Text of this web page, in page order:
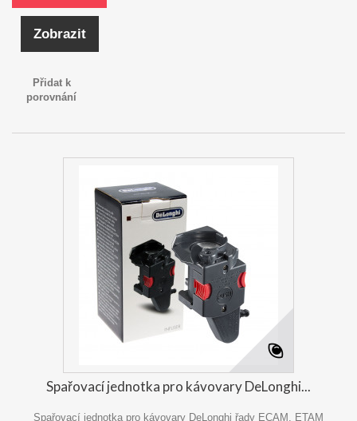
Zobrazit
Přidat k
porovnání
Spařovací jednotka pro kávovary DeLonghi...
Spařovací jednotka pro kávovary DeLonghi řady ECAM, ETAM